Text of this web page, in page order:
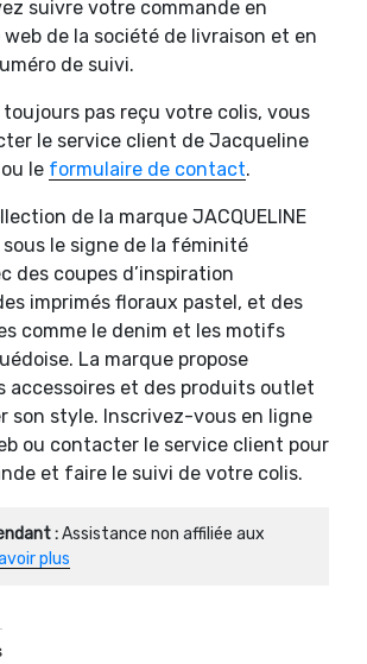
suivre votre commande en
de la société de livraison et en
de suivi.
toujours pas reçu votre colis, vous
le service client de Jacqueline
ou le formulaire de contact.
de la marque JACQUELINE
sous le signe de la féminité
des coupes d’inspiration
imprimés floraux pastel, et des
comme le denim et les motifs
La marque propose
accessoires et des produits outlet
son style. Inscrivez-vous en ligne
ou contacter le service client pour
et faire le suivi de votre colis.
:Assistance non affiliée aux
plus